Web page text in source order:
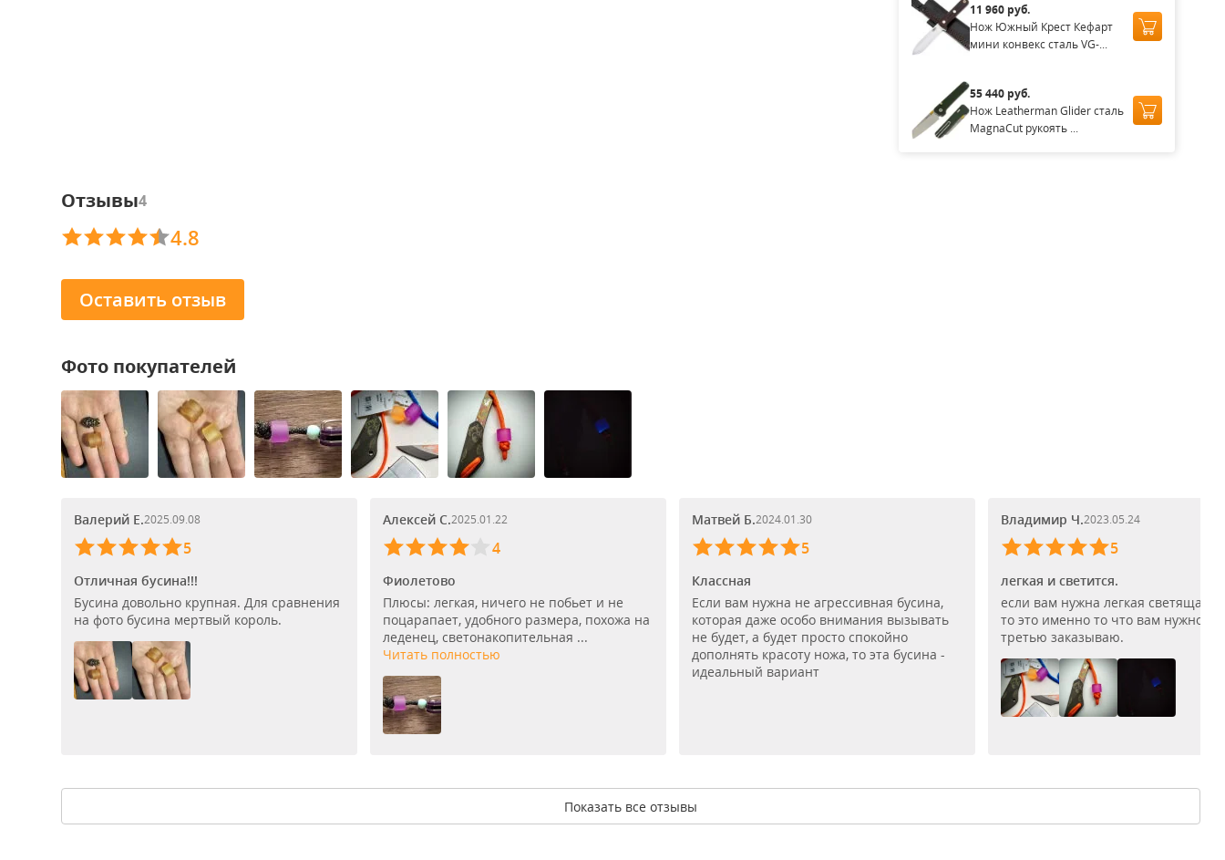
11 960 руб.
Нож Южный Крест Кефарт
мини конвекс сталь VG-...
55 440 руб.
Нож Leatherman Glider сталь
MagnaCut рукоять ...
Отзывы4
4.8
Оставить отзыв
Фото покупателей
Валерий Е.2025.09.08
5
Отличная бусина!!!
Бусина довольно крупная. Для сравнения
на фото бусина мертвый король.
Алексей С.2025.01.22
4
Фиолетово
Плюсы: легкая, ничего не побьет и не
поцарапает, удобного размера, похожа на
леденец, светонакопительная ...
Читать полностью
Матвей Б.2024.01.30
5
Классная
Если вам нужна не агрессивная бусина,
которая даже особо внимания вызывать
не будет, а будет просто спокойно
дополнять красоту ножа, то эта бусина -
идеальный вариант
Владимир Ч.2023.05.24
5
легкая и светится.
если вам нужна легкая
то это именно то что вам нужно !
третью заказываю.
Показать все отзывы